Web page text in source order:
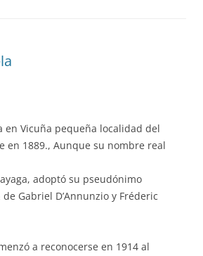
en Vicuña pequeña localidad del
en 1889., Aunque su nombre real
adoptó su pseudónimo
Gabriel D’Annunzio y Fréderic
a reconocerse en 1914 al